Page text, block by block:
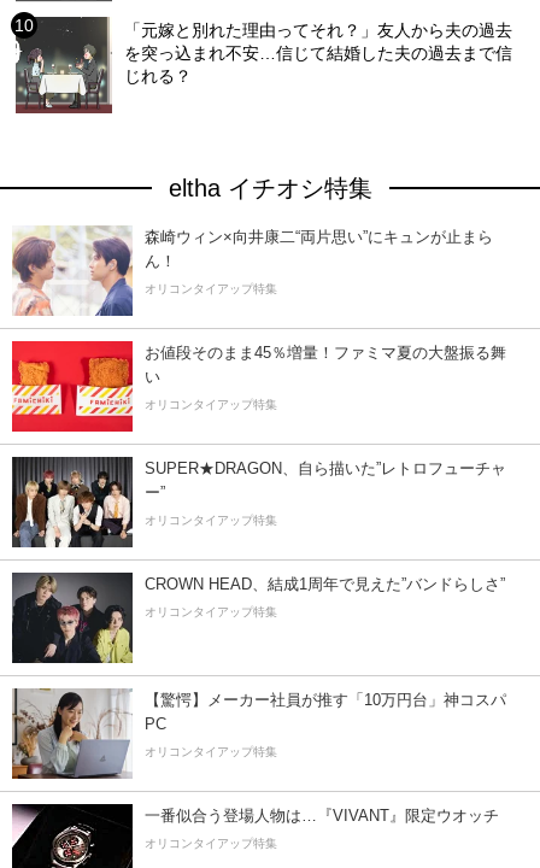
「元嫁と別れた理由ってそれ？」友人から夫の過去
を突っ込まれ不安…信じて結婚した夫の過去まで信
じれる？
eltha イチオシ特集
森崎ウィン×向井康二“両片思い”にキュンが止まら
ん！
オリコンタイアップ特集
お値段そのまま45％増量！ファミマ夏の大盤振る舞
い
オリコンタイアップ特集
SUPER★DRAGON、自ら描いた”レトロフューチャ
ー”
オリコンタイアップ特集
CROWN HEAD、結成1周年で見えた”バンドらしさ”
オリコンタイアップ特集
【驚愕】メーカー社員が推す「10万円台」神コスパ
PC
オリコンタイアップ特集
一番似合う登場人物は…『VIVANT』限定ウオッチ
オリコンタイアップ特集